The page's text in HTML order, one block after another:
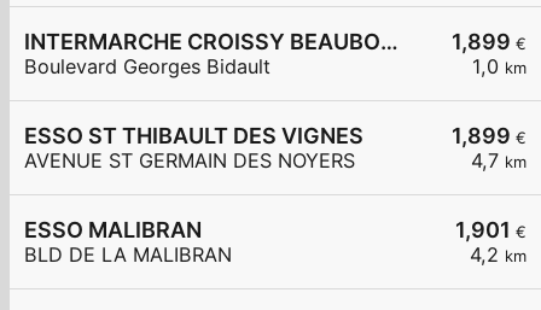
1,899 €
1,0 km
INTERMARCHE CROISSY BEAUBOURG
Boulevard Georges Bidault
1,899 €
4,7 km
ESSO ST THIBAULT DES VIGNES
AVENUE ST GERMAIN DES NOYERS
1,901 €
4,2 km
ESSO MALIBRAN
BLD DE LA MALIBRAN